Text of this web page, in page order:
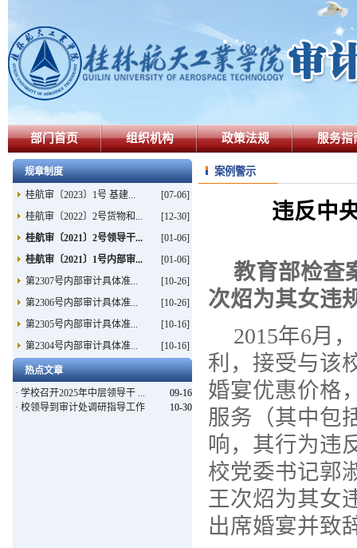
部门首页 组织机构 政策法规 服务指
规章制度
桂航审〔2023〕1号 基建...
[07-06]
桂航审〔2022〕2号货物和...
[12-30]
桂航审〔2021〕2号领导干...
[01-06]
桂航审〔2021〕1号内部审...
[01-06]
第2307号内部审计具体准...
[10-26]
第2306号内部审计具体准...
[10-26]
第2305号内部审计具体准...
[10-16]
第2304号内部审计具体准...
[10-16]
热点文章
· 学校召开2025年中层领导干 ...
09-16
· 校领导到审计处调研指导工作 10-30
案例警示
违反中
教育部检
次炤为其女违
2015年6月
利，接受与该
婚宴优惠价格
服务（其中包
响，其行为违
校党委书记郭
王次炤为其女
出席婚宴并致